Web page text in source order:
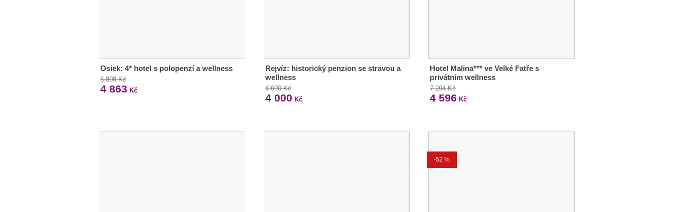
Osiek: 4* hotel s polopenzí a wellness
6 808 Kč
4 863 Kč
Rejvíz: historický penzion se stravou a
wellness
4 600 Kč
4 000 Kč
Hotel Malina*** ve Velké Fatře s
privátním wellness
7 294 Kč
4 596 Kč
-52 %